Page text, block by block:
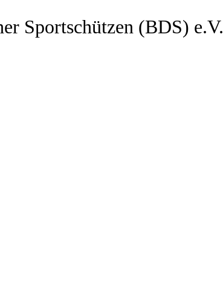
Sportschützen (BDS) e.V.